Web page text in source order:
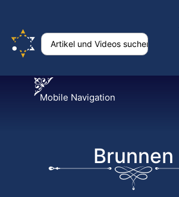
Mobile Navigation
Brunnen